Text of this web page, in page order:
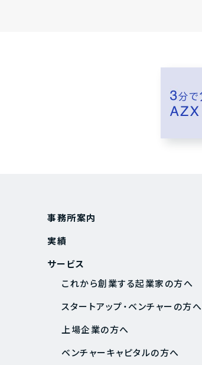
事務所案内
実績
サービス
これから創業する起業家の方へ
スタートアップ・ベンチャーの方へ
上場企業の方へ
ベンチャーキャピタルの方へ